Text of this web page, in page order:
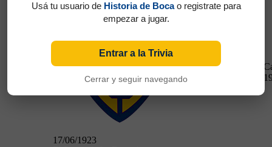
17/06/1923
Usá tu usuario de Historia de Bocao registrate para
empezar a jugar.
Entrar a la Trivia
Cerrar y seguir navegando